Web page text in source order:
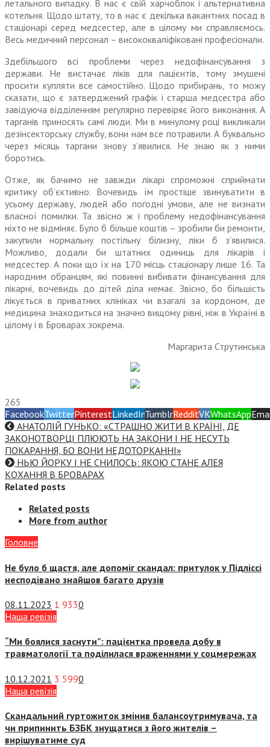
летального випадку. В нас є свій харчоблок і альтернативна
котельня. Щодо штату, то в нас є декілька вакантних посад в
стаціонарі серед мед­сестер, але в цілому ми справляємось.
Весь медичний персонал – висококваліфіковані професіонали.
Здебільшого всі проблеми через недофінансування з
держави. Не вистачає ліків для пацієнтів, тому змушені
просити купляти все самостійно. Щодо прибирань, то можу
сказати, що є затверджений графік і старша медсестра або
завідуюча відділенням регулярно перевіряє його виконання. А
тарганів приносять самі люди. Ми в минулому році викликали
дезінсекторську службу, вони нам все потравили. А буквально
через місяць таргани знову з’явилися. Не знаю як з ними
боротись.
Отже, як бачимо не завжди лікарі спроможні сприймати
критику об’єктивно. Вочевидь їм простіше звинуватити в
усьому державу, людей або погодні умови, але не визнати
власної помилки. Та звісно ж і проблему недофінансування
ніхто не відміняє. Було б більше коштів – зробили би ремонти,
закупили нормальну постільну білизну, ліки б з’явилися.
Можливо, додали би штатних одиниць для лікарів і
медсестер. А поки що їх на 170 місць стаціонару лише 16. Та
народним обранцям, які повинні вибивати фінансування для
лікарні, вочевидь до дітей діла немає. Звісно, бо більшість
лікується в приватних клініках чи взагалі за кордоном, де
медицина знаходиться на значно вищому рівні, ніж в Україні в
цілому і в Броварах зокрема.
Маргарита Струтинська
265
FacebookTwitterPinterestLinkedInTumblrRedditVKWhatsApp
АНАТОЛІЙ ГУНЬКО: «СТРАШНО ЖИТИ В КРАЇНІ, ДЕ
ЗАКОНОТВОРЦІ ПЛЮЮТЬ НА ЗАКОНИ І НЕ НЕСУТЬ
ПОКАРАННЯ, БО ВОНИ НЕДОТОРКАННІ»
НЬЮ ЙОРКУ І НЕ СНИЛОСЬ: ЯКОЮ СТАНЕ АЛЕЯ
КОХАННЯ В БРОВАРАХ
Related posts
Related posts
More from author
Головне
Не було б щастя, але допоміг скандал: притулок у Підліссі
несподівано знайшов багато друзів
08.11.2023 1 9330
Наша ревізія
“Ми боялися заснути”: пацієнтка провела добу в
травматології та поділилася враженнями у соцмережах
10.12.2021 3 5990
Наша ревізія
Скандальний гуртожиток змінив балансоутримувача, та
чи припинить БЗБК знущатися з його жителів –
вирішуватиме суд